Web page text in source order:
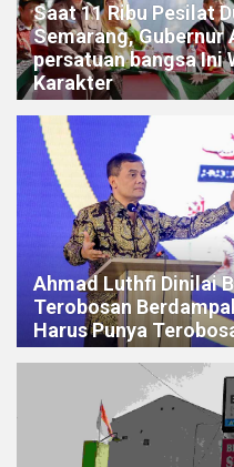
Saat 11 Ribu Pesilat
Semarang, Gubernur
persatuan bangsa Ini
Karakter
Ahmad Luthfi Dinilai
Terobosan
Harus Punya